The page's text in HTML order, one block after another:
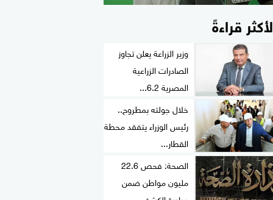
قراءةً
وزير الزراعة يعلن تجاوز
الصادرات الزراعية
المصرية 6.2...
خلال جولته بمطروح..
رئيس الوزراء يتفقد محطة
القطار...
الصحة: فحص 22.6
مليون مواطن ضمن